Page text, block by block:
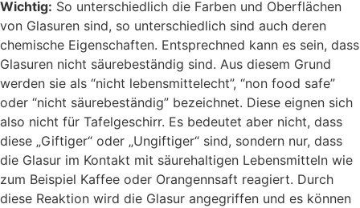
Wichtig: So unterschiedlich die Farben und Oberflächen
von Glasuren sind, so unterschiedlich sind auch deren
chemische Eigenschaften. Entsprechned kann es sein, dass
Glasuren nicht säurebeständig sind. Aus diesem Grund
werden sie als “nicht lebensmittelecht”, “non food safe”
oder “nicht säurebeständig” bezeichnet. Diese eignen sich
also nicht für Tafelgeschirr. Es bedeutet aber nicht, dass
diese „Giftiger“ oder „Ungiftiger“ sind, sondern nur, dass
die Glasur im Kontakt mit säurehaltigen Lebensmitteln wie
zum Beispiel Kaffee oder Orangennsaft reagiert. Durch
diese Reaktion wird die Glasur angegriffen und es können